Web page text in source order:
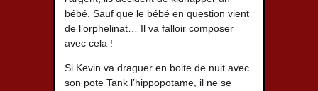
bébé. Sauf que le bébé en question vient
de l’orphelinat… Il va falloir composer
avec cela !
Si Kevin va draguer en boite de nuit avec
son pote Tank l’hippopotame, il ne se